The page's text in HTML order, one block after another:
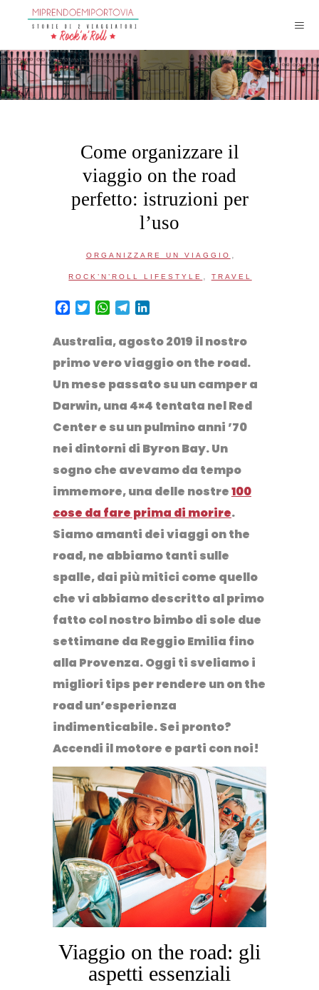
Come organizzare il
viaggio on the road
perfetto: istruzioni per
l’uso
ORGANIZZARE UN VIAGGIO ,
ROCK’N’ROLL LIFESTYLE , TRAVEL
Facebook
TwitterWhatsApp
Telegram
Australia, agosto 2019 il nostro
primo vero viaggio on the road.
Un mese passato su un camper a
Darwin, una 4×4 tentata nel Red
Center e su un pulmino anni ’70
nei dintorni di Byron Bay. Un
sogno che avevamo da tempo
immemore, una delle nostre100
cose da fare prima di morire.
Siamo amanti dei viaggi on the
road, ne abbiamo tanti sulle
spalle, dai più mitici come quello
che vi abbiamo descritto al primo
fatto col nostro bimbo di sole due
settimane da Reggio Emilia fino
alla Provenza.Oggi ti sveliamoi
migliori tips per rendere un on the
road un’esperienza
indimenticabile. Sei pronto?
Accendi il motore e parti con noi!
Viaggio on the road: gli
aspetti essenziali